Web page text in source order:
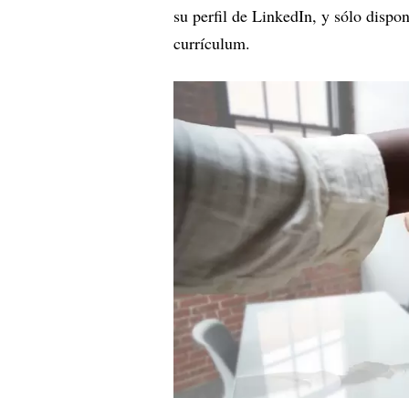
su perfil de LinkedIn, y sólo
currículum.